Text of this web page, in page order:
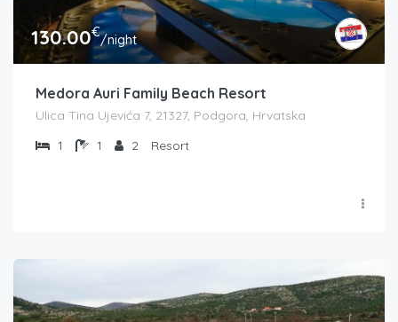
130.00€/night
Medora Auri Family Beach Resort
Ulica Tina Ujevića 7, 21327, Podgora, Hrvatska
1
1 2 Resort